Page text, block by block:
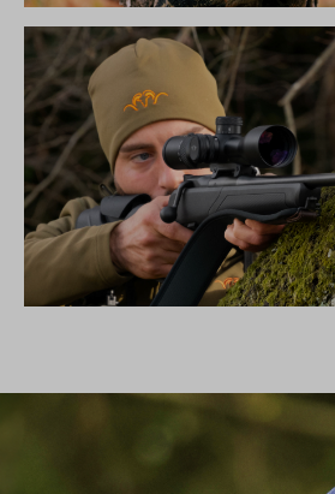
DIE NEUE SILENCE KOLLEKTION